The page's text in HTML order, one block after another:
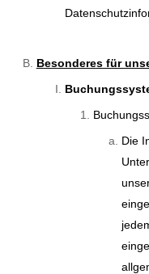
Besonderes für
Die